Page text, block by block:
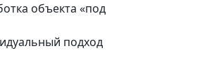
объекта «под
подход